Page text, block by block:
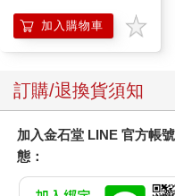
加入購物車
訂購/退換貨須知
加入金石堂 LINE 官方帳
態：